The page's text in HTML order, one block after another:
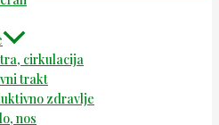
cirkulacija
trakt
zdravlje
nos